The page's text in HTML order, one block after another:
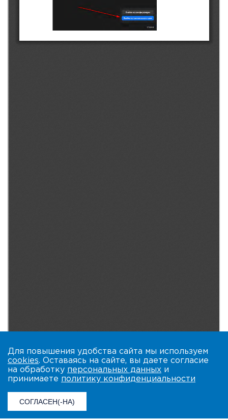
Для повышения удобства сайта мы используем
cookies. Оставаясь на сайте, вы даете согласие
на обработку персональных данных и
принимаете политику конфиденциальности
СОГЛАСЕН(-НА)